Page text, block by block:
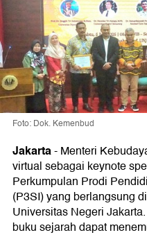
Foto: Dok. Kemenbud
Jakarta-Menteri
virtual sebagai keynote
Perkumpulan Prodi
(P3SI) yang berlangsung
Universitas Negeri
buku sejarah dapat